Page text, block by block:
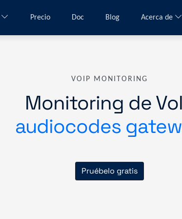
Precio Doc Blog Acerca de
VOIP MONITORING
Monitoring de
audiocodes
Pruébelo gratis